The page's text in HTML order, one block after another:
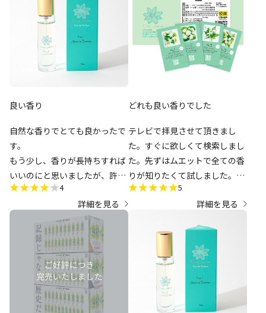
1.2は私的にはまだ青いような
5番3番の順に好きです
良い香り
自然な香りでとても良かったで
す。
もう少し、香りが長持ちすれば
いいのにと思いましたが、許容
範囲内です。
夏場は、汗と混じって匂いも嫌
な香りに変わる事が多かったの
ですが、私には合っていたのか
それも感じずに過ごせました。
ただ、コスパがもう一つ。
4
詳細を見る
どれも良い香りでした
テレビで拝見させて頂きまし
た。すぐに欲しくて検索しまし
た。先ずはムエットで全ての香
りが知りたくて試しました。今
まで買っては失敗ばかりでした
が、こちらのジャスミン香水は
ね。一番気に入ったNo5の予約
をしました。次回の入荷を楽し
みに育てているジャスミンを嗅
いでお待ちしてます。
5
詳細を見る